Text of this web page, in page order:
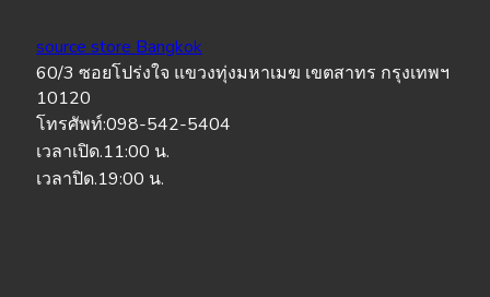
source store Bangkok
60/3 ซอยโปร่งใจ แขวงทุ่งมหาเมฆ เขตสาทร กรุงเทพฯ
10120
โทรศัพท์:098-542-5404
เวลาเปิด.11:00 น.
เวลาปิด.19:00 น.